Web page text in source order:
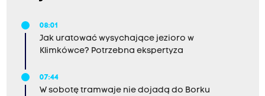
08:01
Jak uratować wysychające jezioro w
Klimkówce? Potrzebna ekspertyza
07:44
W sobotę tramwaje nie dojadą do Borku